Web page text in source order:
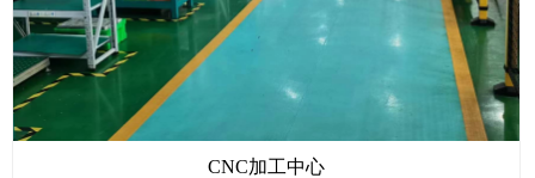
CNC加工中心